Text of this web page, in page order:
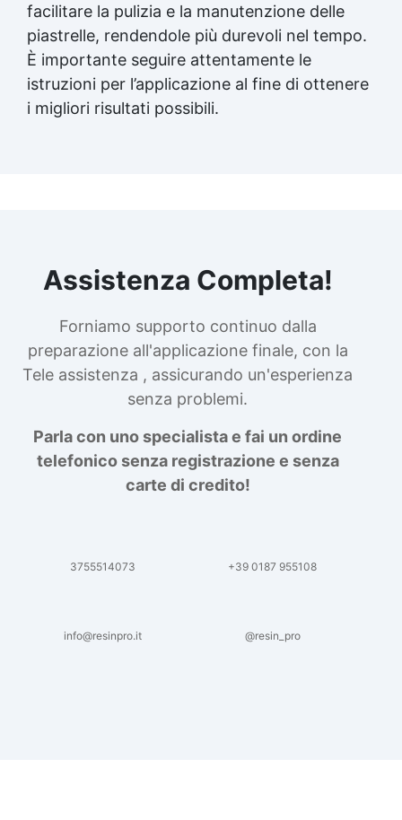
facilitare la pulizia e la manutenzione delle
piastrelle, rendendole più durevoli nel tempo.
È importante seguire attentamente le
istruzioni per l’applicazione al fine di ottenere
i migliori risultati possibili.
Assistenza Completa!
Forniamo supporto continuo dalla
preparazione all'applicazione finale, con la
Tele assistenza , assicurando un'esperienza
senza problemi.
Parla con uno specialista e fai un ordine
telefonico senza registrazione e senza
carte di credito!
3755514073 +39 0187 955108
info@resinpro.it @resin_pro